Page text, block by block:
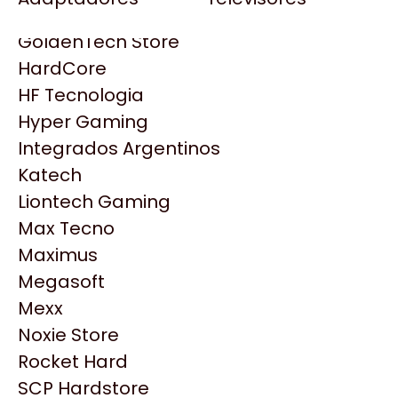
HP
HyperX
INNO3D
Intel
Kingston
Lenovo
Logitech
MSI
NVIDIA GeForce
NZXT
PNY
Palit
Philips
Gezatek
GoldenTech Store
HardCore
HF Tecnologia
Hyper Gaming
Integrados Argentinos
Katech
Liontech Gaming
Max Tecno
Maximus
Megasoft
Mexx
Noxie Store
Rocket Hard
SCP Hardstore
Productos